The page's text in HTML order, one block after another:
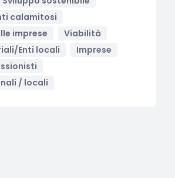
calamitosi
imprese
Viabilità
Enti locali
Imprese
/ locali